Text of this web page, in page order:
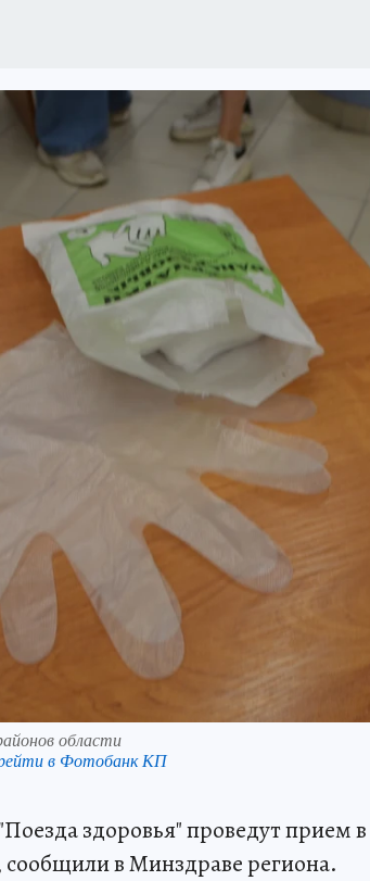
области
в Фотобанк КП
здоровья" проведут прием
сообщили в Минздраве региона.